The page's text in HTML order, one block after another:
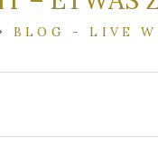
BLOG - LIVE